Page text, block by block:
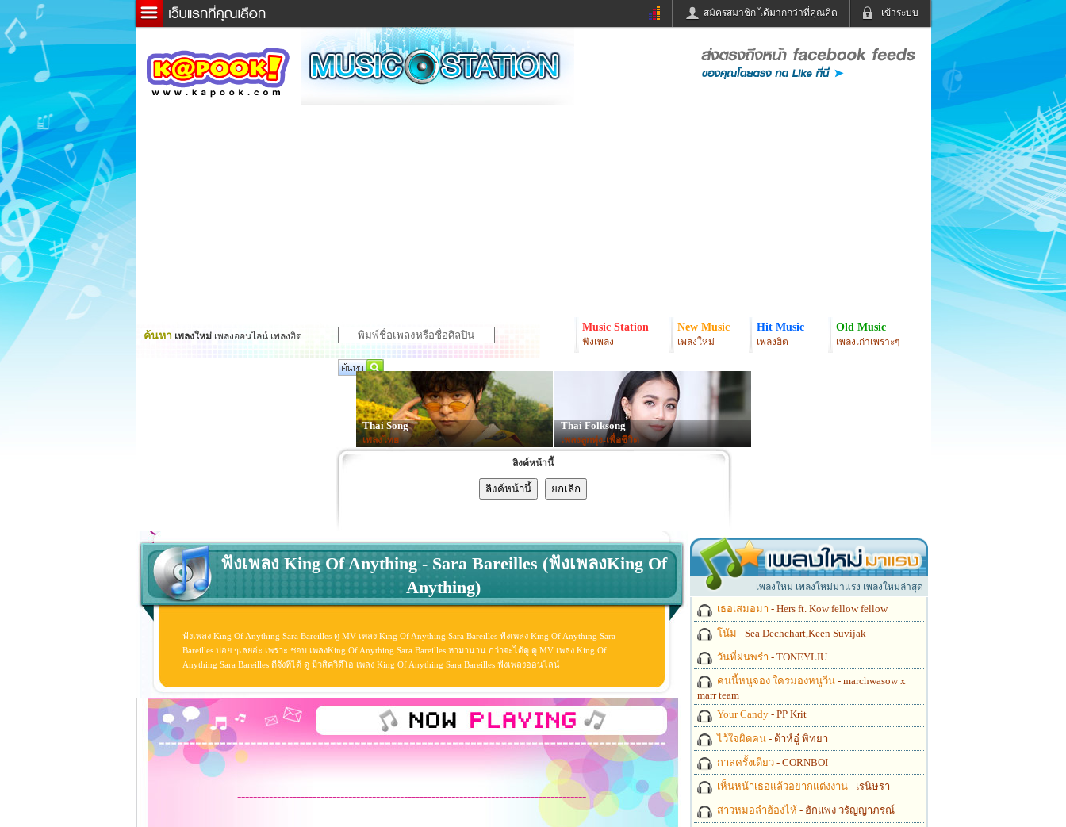
เข้าระบบ
สมัครสมาชิก ได้มากกว่าที่คุณคิด
ข่าวด่วน ข่าวสั้น
ละคร
หนังใหม่
ฟังวิทยุออนไลน์
หมากรุกไทย
Email
ค้นหา เพลงใหม่ เพลงออนไลน์ เพลงฮิต
Music Station
ฟังเพลง
New Music
เพลงใหม่
Hit Music
เพลงฮิต
Old Music
เพลงเก่าเพราะๆ
Thai Song
เพลงไทย
Thai Folksong
เพลงลูกทุ่ง-เพื่อชีวิต
ลิงค์หน้านี้
ฟังเพลง King Of Anything - Sara Bareilles (ฟังเพลงKing Of
Anything)
ฟังเพลง King Of Anything Sara Bareilles ดู MV เพลง King Of Anything Sara Bareilles ฟังเพลง King Of Anything Sara
Bareilles บ่อย ๆเลยอ่ะ เพราะ ชอบ เพลงKing Of Anything Sara Bareilles หามานาน กว่าจะได้ดู ดู MV เพลง King Of
Anything Sara Bareilles ดีจังที่ได้ ดู มิวสิควิดีโอ เพลง King Of Anything Sara Bareilles ฟังเพลงออนไลน์
----------------------------------------------------------------------------------------
เพลงใหม่ เพลงใหม่มาแรง เพลงใหม่ล่าสุด
เธอเสมอมา - Hers ft. Kow fellow fellow
โน้ม - Sea Dechchart,Keen Suvijak
วันที่ฝนพรำ - TONEYLIU
คนนี้หนูจอง ใครมองหนูวีน - marchwasow x
marr team
Your Candy - PP Krit
ไว้ใจผิดคน - ต้าห์อู๋ พิทยา
กาลครั้งเดียว - CORNBOI
เห็นหน้าเธอแล้วอยากแต่งงาน - เรนิษรา
สาวหมอลำฮ้องไห้ - ฮักแพง วรัญญาภรณ์